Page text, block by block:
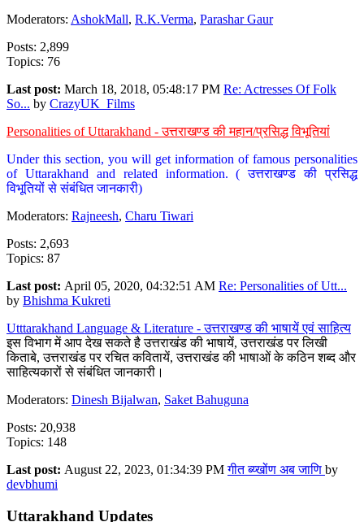
Moderators: AshokMall, R.K.Verma, Parashar Gaur
Posts: 2,899
Topics: 76
Last post: March 18, 2018, 05:48:17 PM Re: Actresses Of Folk
So... by CrazyUK_Films
Personalities of Uttarakhand - उत्तराखण्ड की महान/प्रसिद्ध विभूतियां
Under this section, you will get information of famous personalities
of Uttarakhand and related information. ( उत्तराखण्ड की प्रसिद्ध
विभूतियों से संबंधित जानकारी)
Moderators: Rajneesh, Charu Tiwari
Posts: 2,693
Topics: 87
Last post: April 05, 2020, 04:32:51 AM Re: Personalities of Utt...
by Bhishma Kukreti
Utttarakhand Language & Literature - उत्तराखण्ड की भाषायें एवं साहित्य
इस विभाग में आप देख सकते है उत्तराखंड की भाषायें, उत्तराखंड पर लिखी
किताबे, उत्तराखंड पर रचित कवितायें, उत्तराखंड की भाषाओं के कठिन शब्द और
साहित्यकारों से संबंधित जानकारी।
Moderators: Dinesh Bijalwan, Saket Bahuguna
Posts: 20,938
Topics: 148
Last post: August 22, 2023, 01:34:39 PMगीत ब्य्खोंण अब जाणि by
devbhumi
Uttarakhand Updates